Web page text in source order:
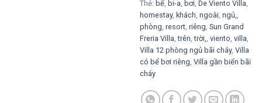
Thẻ: bể, bi-a, bơi, De Viento Villa,
homestay, khách, ngoài, ngủ,,
phòng, resort, riêng, Sun Grand
Freria Villa,trên,trời,, viento, villa,
Villa 12 phòng ngủ bãi cháy, Villa
có bể bơi riêng, Villa gần biển bãi
cháy